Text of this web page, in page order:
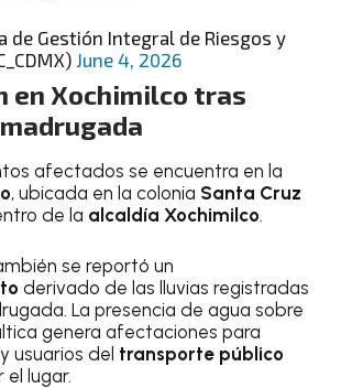
de Gestión Integral de Riesgos y
June 4, 2026
en Xochimilco tras
afectados se encuentra en la
, ubicada en la colonia Santa Cruz
de la alcaldía Xochimilco.
se reportó un
derivado de las lluvias registradas
La presencia de agua sobre
genera afectaciones para
usuarios del transporte público
el lugar.